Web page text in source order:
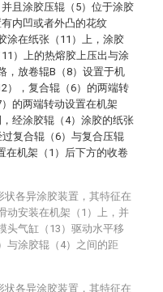
且涂胶压辊（5）位于涂胶
内凹或者外凸的花纹
涂在纸张（11）上，涂胶
）上的热熔胶上压出与涂
，放卷辊B（8）设置于机
），复合辊（6）的两端转
的两端转动设置在机架
经涂胶辊（4）涂胶的纸张
过复合辊（6）与复合压辊
在机架（1）后下方的收卷
状各异涂胶装置，其特征在
动安装在机架（1）上，并
头气缸（13）驱动水平移
与涂胶辊（4）之间的距
状各异涂胶装置，其特征在